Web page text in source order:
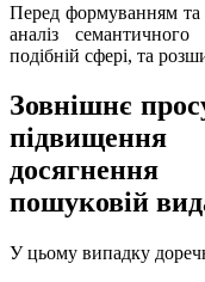
Перед формуванням та
аналіз
подібній сфері, та
Зовнішнє
пошуковій
У цьому випадку